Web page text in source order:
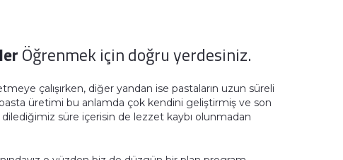
Öğrenmek için doğru yerdesiniz.
çalışırken, diğer yandan ise pastaların uzun süreli
pasta üretimi bu anlamda çok kendini geliştirmiş ve son
süre içerisin de lezzet kaybı olunmadan